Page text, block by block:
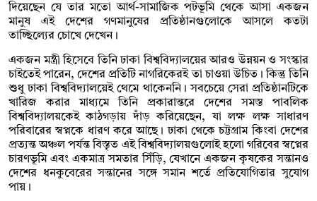
দিয়েছেন যে তার মতো আর্থ-সামাজিক পটভূমি থেকে আসা একজন
মানুষ এই দেশের গণমানুষের প্রতিষ্ঠানগুলোকে আসলে কতটা
তাচ্ছিল্যের চোখে দেখেন।
একজন মন্ত্রী হিসেবে তিনি ঢাকা বিশ্ববিদ্যালয়ের আরও উন্নয়ন ও সংস্কার
চাইতেই পারেন, দেশের প্রতিটি নাগরিকেরই তা চাওয়া উচিত। কিন্তু তিনি
শুধু ঢাকা বিশ্ববিদ্যালয়েই থেমে থাকেননি। সবচেয়ে সেরা প্রতিষ্ঠানটিকে
খারিজ করার মাধ্যমে তিনি প্রকারান্তরে দেশের সমস্ত পাবলিক
বিশ্ববিদ্যালয়কেই কাঠগড়ায় দাঁড় করিয়েছেন, যা লক্ষ লক্ষ সাধারণ
পরিবারের স্বপ্নকে ধারণ করে আছে। ঢাকা থেকে চট্টগ্রাম কিংবা দেশের
প্রত্যন্ত অঞ্চল পর্যন্ত বিস্তৃত এই বিশ্ববিদ্যালয়গুলোই হলো গরিবের স্বপ্নের
চারণভূমি এবং একমাত্র সমতার সিঁড়ি, যেখানে একজন কৃষকের সন্তানও
দেশের ধনকুবেরের সন্তানের সঙ্গে সমান শর্তে প্রতিযোগিতার সুযোগ
পায়।